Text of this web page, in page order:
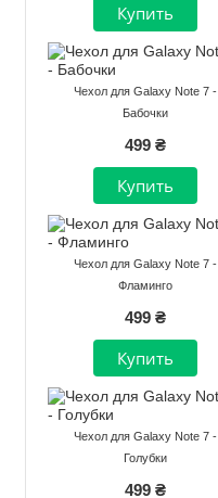
Чехол для Galaxy Note 7 -
Бабочки
499 ₴
Чехол для Galaxy Note 7 -
Фламинго
499 ₴
Чехол для Galaxy Note 7 -
Голубки
499 ₴